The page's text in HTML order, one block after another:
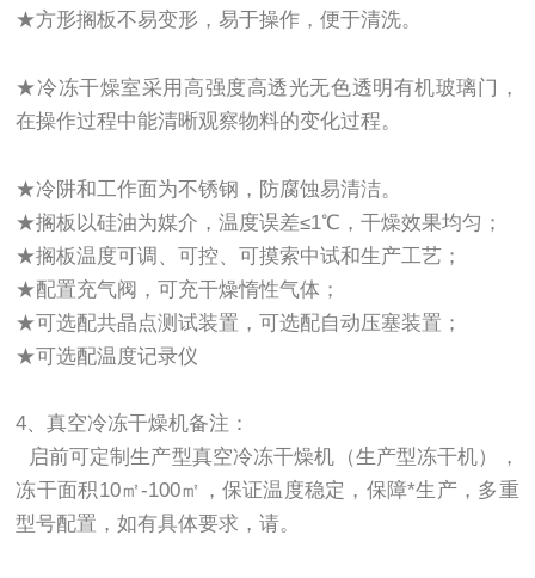
★方形搁板不易变形，易于操作，便于清洗。
★冷冻干燥室采用高强度高透光无色透明有机玻璃门，
在操作过程中能清晰观察物料的变化过程。
★冷阱和工作面为不锈钢，防腐蚀易清洁。
★搁板以硅油为媒介，温度误差≤1℃，干燥效果均匀；
★搁板温度可调、可控、可摸索中试和生产工艺；
★配置充气阀，可充干燥惰性气体；
★可选配共晶点测试装置，可选配自动压塞装置；
★可选配温度记录仪
4、真空冷冻干燥机备注：
启前可定制生产型真空冷冻干燥机（生产型冻干机），
冻干面积10㎡-100㎡，保证温度稳定，保障*生产，多重
型号配置，如有具体要求，请。